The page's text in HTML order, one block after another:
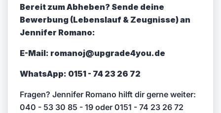
Bereit zum Abheben? Sende deine
Bewerbung (Lebenslauf & Zeugnisse) an
Jennifer Romano:
E-Mail: romanoj@upgrade4you.de
WhatsApp: 0151 - 74 23 26 72
Fragen? Jennifer Romano hilft dir gerne weiter:
040 - 53 30 85 - 19 oder 0151 - 74 23 26 72